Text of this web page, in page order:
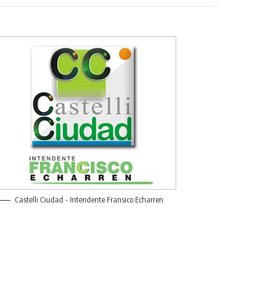
Castelli Ciudad - Intendente Fransico Echarren